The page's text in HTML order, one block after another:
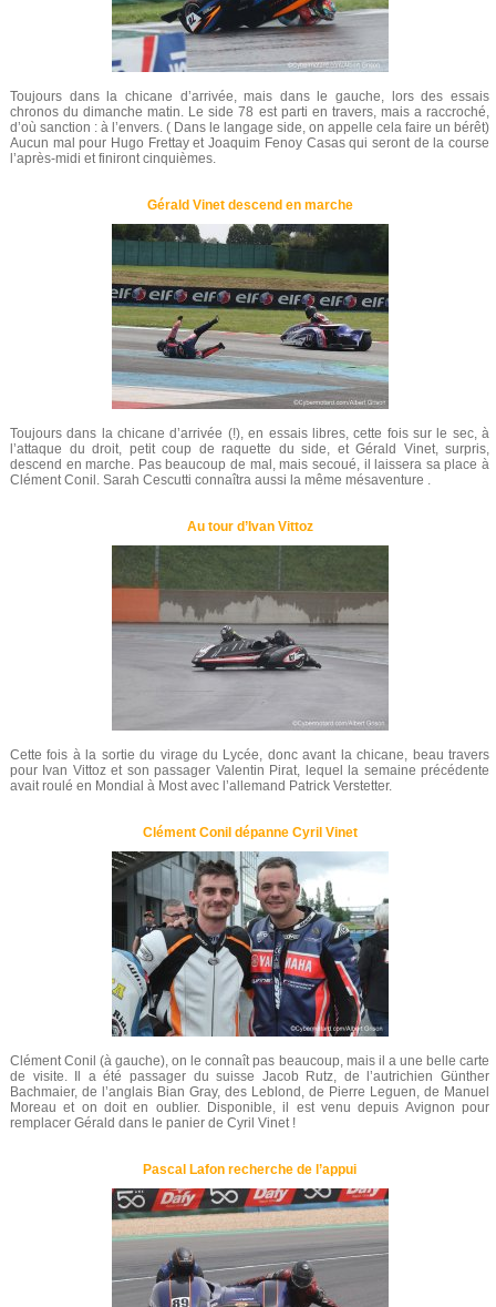
Toujours dans la chicane d’arrivée, mais dans le gauche, lors des essais
chronos du dimanche matin. Le side 78 est parti en travers, mais a raccroché,
d’où sanction : à l’envers. ( Dans le langage side, on appelle cela faire un bérêt)
Aucun mal pour Hugo Frettay et Joaquim Fenoy Casas qui seront de la course
l’après-midi et finiront cinquièmes.
Gérald Vinet descend en marche
Toujours dans la chicane d’arrivée (!), en essais libres, cette fois sur le sec, à
l’attaque du droit, petit coup de raquette du side, et Gérald Vinet, surpris,
descend en marche. Pas beaucoup de mal, mais secoué, il laissera sa place à
Clément Conil. Sarah Cescutti connaîtra aussi la même mésaventure .
Au tour d’Ivan Vittoz
Cette fois à la sortie du virage du Lycée, donc avant la chicane, beau travers
pour Ivan Vittoz et son passager Valentin Pirat, lequel la semaine précédente
avait roulé en Mondial à Most avec l’allemand Patrick Verstetter.
Clément Conil dépanne Cyril Vinet
Clément Conil (à gauche), on le connaît pas beaucoup, mais il a une belle carte
de visite. Il a été passager du suisse Jacob Rutz, de l’autrichien Günther
Bachmaier, de l’anglais Bian Gray, des Leblond, de Pierre Leguen, de Manuel
Moreau et on doit en oublier. Disponible, il est venu depuis Avignon pour
remplacer Gérald dans le panier de Cyril Vinet !
Pascal Lafon recherche de l’appui